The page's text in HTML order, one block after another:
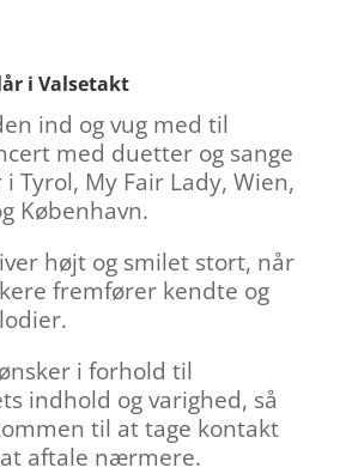
i Valsetakt
ind og vug med til
med duetter og sange
Tyrol, My Fair Lady, Wien,
København.
højt og smilet stort, når
fremfører kendte og
i forhold til
indhold og varighed, så
til at tage kontakt
aftale nærmere.